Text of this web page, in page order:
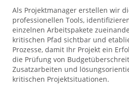
Als Projektmanager erstellen wir
professionellen Tools,
einzelnen Arbeitspakete
kritischen Pfad sichtbar und
Prozesse, damit Ihr Projekt ein
die Prüfung von
Zusatzarbeiten und
kritischen Projektsituationen.